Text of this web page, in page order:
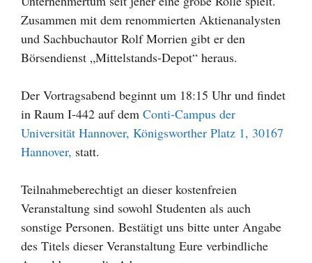
Zusammen mit dem renommierten Aktienanalysten
und Sachbuchautor Rolf Morrien gibt er den
Börsendienst „Mittelstands-Depot“ heraus.
Der Vortragsabend beginnt um 18:15 Uhr und findet
in Raum I-442 auf dem Conti-Campus der
Universität Hannover, Königsworther Platz 1, 30167
Hannover, statt.
Teilnahmeberechtigt an dieser kostenfreien
Veranstaltung sind sowohl Studenten als auch
sonstige Personen. Bestätigt uns bitte unter Angabe
des Titels dieser Veranstaltung Eure verbindliche